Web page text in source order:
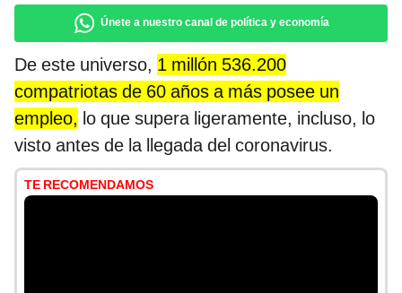
Únete a nuestro canal de política y economía
De este universo, 1 millón 536.200
compatriotas de 60 años a más posee un
empleo, lo que supera ligeramente, incluso, lo
visto antes de la llegada del coronavirus.
TE RECOMENDAMOS